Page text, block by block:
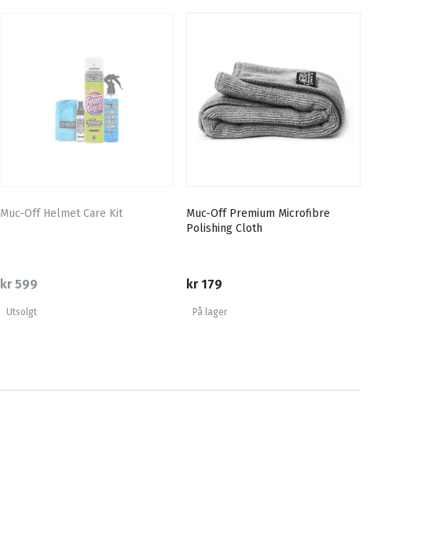
Muc-Off Helmet Care Kit
kr 599
Utsolgt
Muc-Off Premium Microfibre
Polishing Cloth
kr 179
På lager